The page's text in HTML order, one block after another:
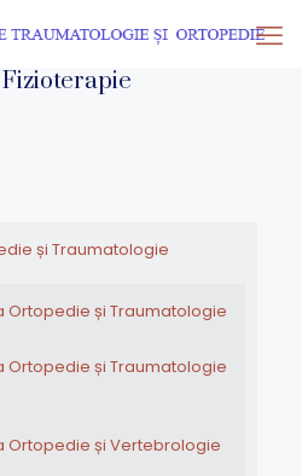
și Traumatologie
Ortopedie și Traumatologie
Ortopedie și Traumatologie
Ortopedie și Vertebrologie